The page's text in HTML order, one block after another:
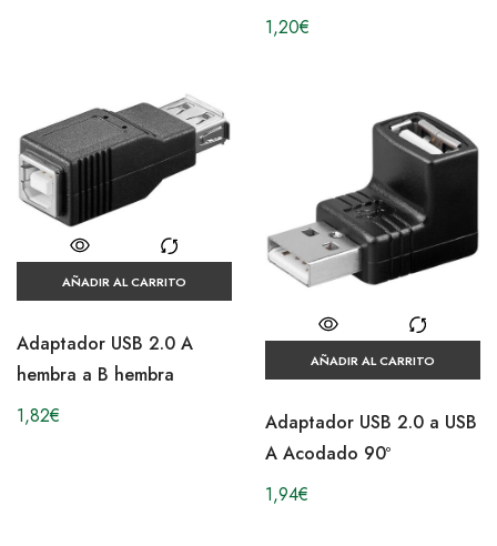
1,20€
AÑADIR AL CARRITO
Adaptador USB 2.0 A
hembra a B hembra
1,82€
AÑADIR AL CARRITO
Adaptador USB 2.0 a USB
A Acodado 90º
1,94€